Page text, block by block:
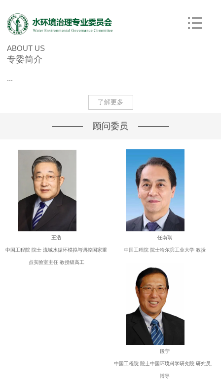
ABOUT US
专委简介
...
了解更多
顾问委员
王浩
中国工程院 院士 流域水循环模拟与调控国家重
点实验室主任 教授级高工
任南琪
中国工程院 院士哈尔滨工业大学 教授
段宁
中国工程院 院士中国环境科学研究院 研究员、
博导